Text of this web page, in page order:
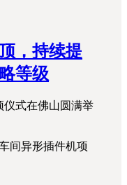
，持续提
等级
仪式在佛山圆满举